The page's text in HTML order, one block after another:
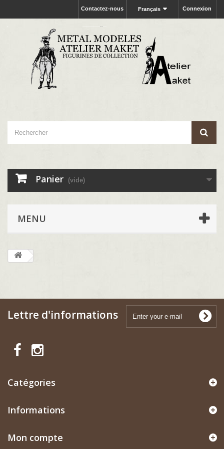
Connexion
Français
Contactez-nous
Panier (vide)
MENU
Lettre d'informations
Catégories
Informations
Mon compte